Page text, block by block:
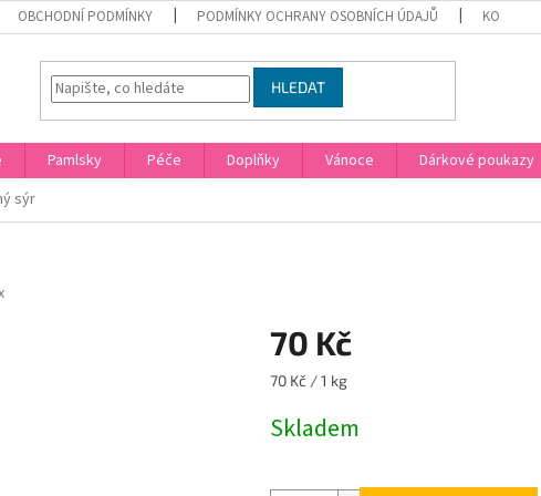
OBCHODNÍ PODMÍNKY PODMÍNKY OCHRANY OSOBNÍCH ÚDAJŮ KONTAKTY
HLEDAT
Pamlsky Péče Doplňky Vánoce Dárkové poukazy
sýr
70 Kč
Měrná
70 Kč / 1 kg
Skladem